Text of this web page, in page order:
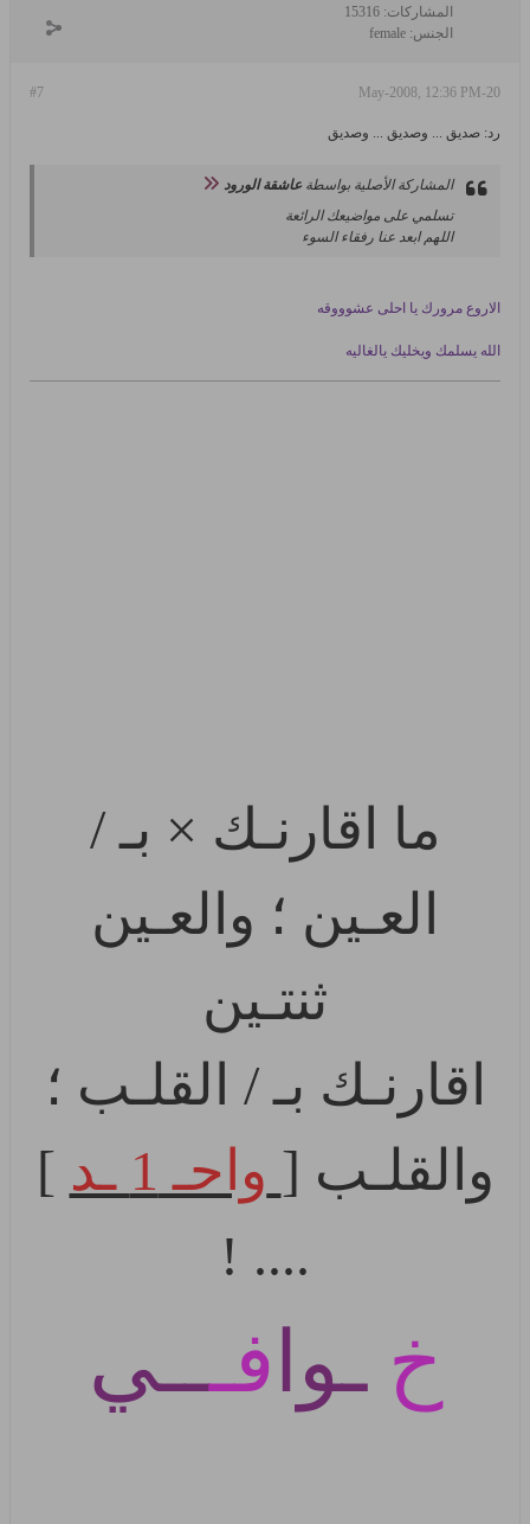
المشاركات: 15316
الجنس: female
#7 20-May-2008, 12:36 PM
رد: صديق ... وصديق ... وصديق
المشاركة الأصلية بواسطة عاشقة الورود
تسلمي على مواضيعك الرائعة
اللهم ابعد عنا رفقاء السوء
الاروع مرورك يا احلى عشوووقه
الله يسلمك ويخليك يالغاليه
ما اقارنـك × بـ /
العـين ؛ والعـين
ثنتـين
اقارنـك بـ / القلـب ؛
والقلـب [ واحـ 1 ـد
]
.... !
خـوا فـــي